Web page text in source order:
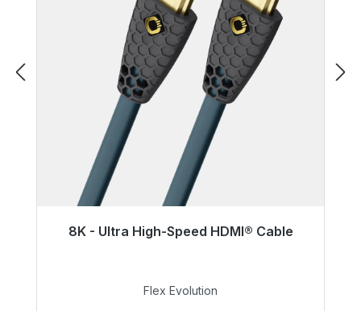
8K - Ultra High-Speed HDMI® Cable
Gotowy do natychmiastowej wysyłki, czas
22,00 €
Flex Evolution